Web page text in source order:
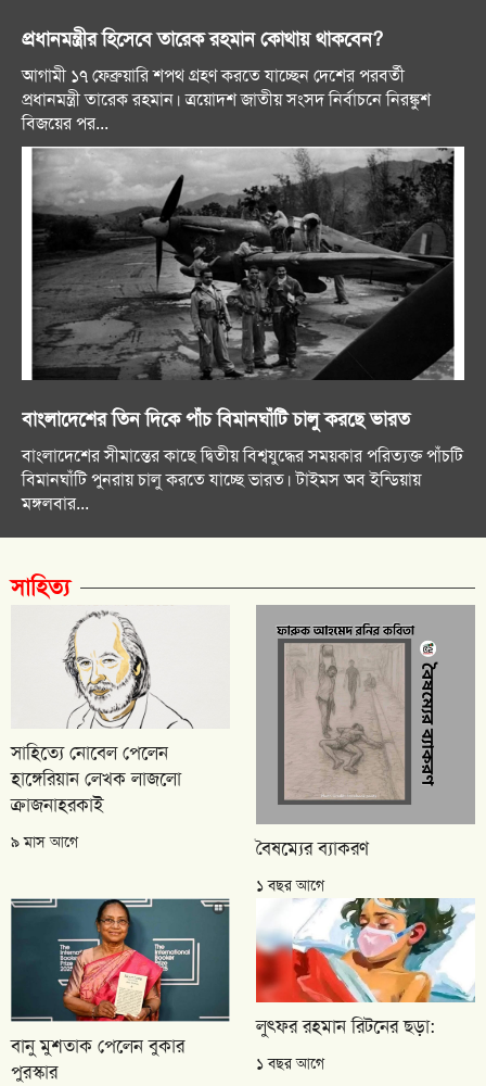
প্রধানমন্ত্রীর হিসেবে তারেক রহমান কোথায় থাকবেন?
আগামী ১৭ ফেব্রুয়ারি শপথ গ্রহণ করতে যাচ্ছেন দেশের পরবর্তী
প্রধানমন্ত্রী তারেক রহমান। ত্রয়োদশ জাতীয় সংসদ নির্বাচনে নিরঙ্কুশ
বিজয়ের পর...
বাংলাদেশের তিন দিকে পাঁচ বিমানঘাঁটি চালু করছে ভারত
বাংলাদেশের সীমান্তের কাছে দ্বিতীয় বিশ্বযুদ্ধের সময়কার পরিত্যক্ত পাঁচটি
বিমানঘাঁটি পুনরায় চালু করতে যাচ্ছে ভারত। টাইমস অব ইন্ডিয়ায়
মঙ্গলবার...
সাহিত্য
সাহিত্যে নোবেল পেলেন
হাঙ্গেরিয়ান লেখক লাজলো
ক্রাজনাহরকাই
৯ মাস আগে বৈষম্যের ব্যাকরণ
১ বছর আগে
বানু মুশতাক পেলেন বুকার
পুরস্কার
লুৎফর রহমান রিটনের ছড়া:
১ বছর আগে